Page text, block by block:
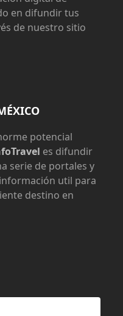
en difundir tus
de nuestro sitio
potencial
es difundir
serie de portales y
util para
destino en